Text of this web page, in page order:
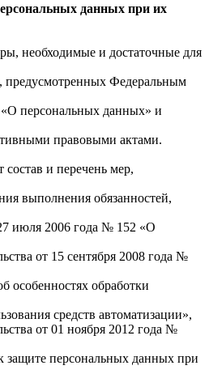
данных при их
необходимые и достаточные для
предусмотренных Федеральным
персональных данных» и
правовыми актами.
состав и перечень мер,
выполнения обязанностей,
июля 2006 года № 152 «О
от 15 сентября 2008 года №
особенностях обработки
средств автоматизации»,
от 01 ноября 2012 года №
защите персональных данных при